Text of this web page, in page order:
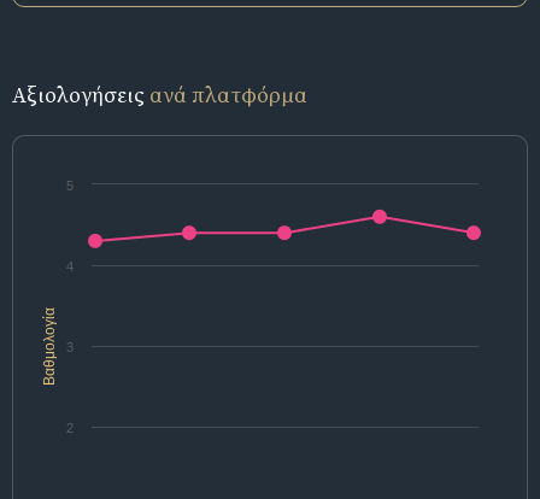
Αξιολογήσεις ανά πλατφόρμα
Βαθμολογία
2
3
4
5